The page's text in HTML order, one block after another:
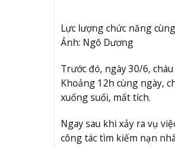
Lực lượng chức năng
Ảnh: Ngô Dương
Trước đó, ngày 30/6,
Khoảng 12h cùng ngày,
xuống suối, mất tích.
Ngay sau khi xảy ra vụ
công tác tìm kiếm nạn